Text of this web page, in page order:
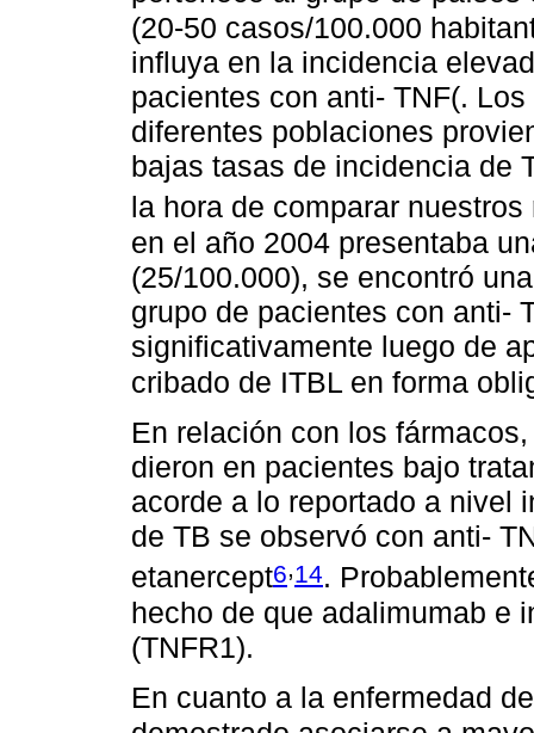
(20-50 casos/100.000
influya en la incidencia
pacientes con anti- TNF(.
diferentes poblaciones
bajas tasas de incidencia de
la hora de comparar nuestros
en el año 2004 presentaba
(25/100.000), se encontró
grupo de pacientes con anti-
significativamente luego de
cribado de ITBL en forma
En relación con los
dieron en pacientes bajo
acorde a lo reportado a nivel
de TB se observó con anti-
etanercept6,14.
hecho de que adalimumab e
(TNFR1).
En cuanto a la enfermedad